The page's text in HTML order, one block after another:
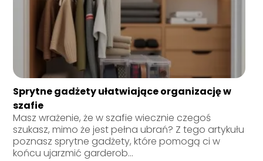
Sprytne gadżety ułatwiające organizację w
szafie
Masz wrażenie, że w szafie wiecznie czegoś
szukasz, mimo że jest pełna ubrań? Z tego artykułu
poznasz sprytne gadżety, które pomogą ci w
końcu ujarzmić garderob...